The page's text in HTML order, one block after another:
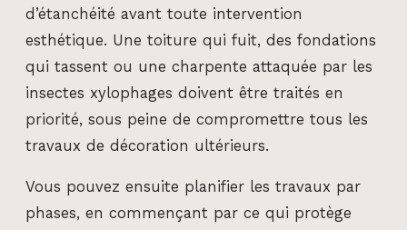
d’étanchéité avant toute intervention
esthétique. Une toiture qui fuit, des fondations
qui tassent ou une charpente attaquée par les
insectes xylophages doivent être traités en
priorité, sous peine de compromettre tous les
travaux de décoration ultérieurs.
Vous pouvez ensuite planifier les travaux par
phases, en commençant par ce qui protège